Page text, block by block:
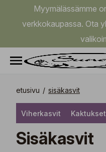
Myymälässämme
verkkokaupassa. Ota
etusivu / sisäkasvit
Viherkasvit
Sisäkasvit